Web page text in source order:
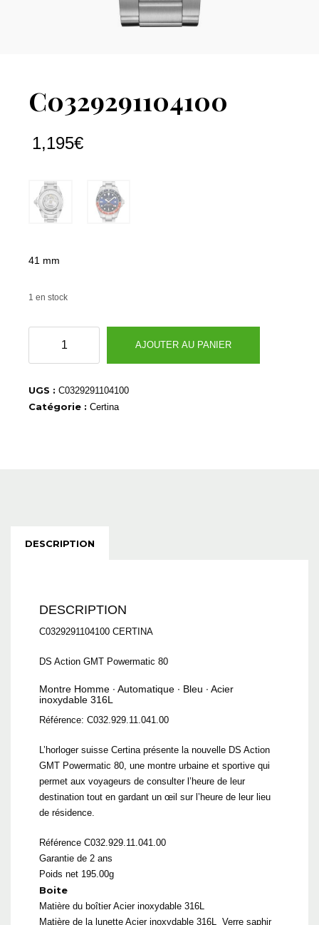
C0329291104100
1,195€
41 mm
1 en stock
C0329291104100
AJOUTER AU PANIER
UGS : C0329291104100
Catégorie : Certina
DESCRIPTION
DESCRIPTION
C0329291104100 CERTINA
DS Action GMT Powermatic 80
Montre Homme ∙ Automatique ∙ Bleu ∙ Acier
inoxydable 316L
Référence: C032.929.11.041.00
L’horloger suisse Certina présente la nouvelle DS Action
GMT Powermatic 80, une montre urbaine et sportive qui
permet aux voyageurs de consulter l’heure de leur
destination tout en gardant un œil sur l’heure de leur lieu
de résidence.
Référence C032.929.11.041.00
Garantie de 2 ans
Poids net 195.00g
Boite
Matière du boîtierAcier inoxydable 316L
Matière de la lunette Acier inoxydable 316L Verre saphir